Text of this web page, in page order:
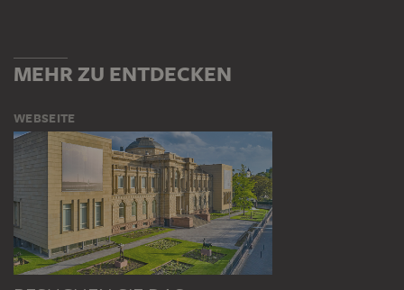
MEHR ZU ENTDECKEN
WEBSEITE